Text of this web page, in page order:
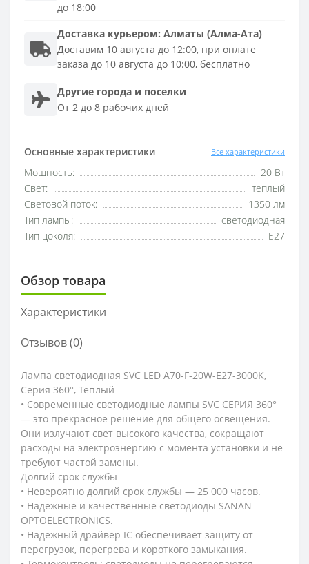
до 18:00
Доставка курьером: Алматы (Алма-Ата)
Доставим 10 августа до 12:00, при оплате
заказа до 10 августа до 10:00, бесплатно
Другие города и поселки
От 2 до 8 рабочих дней
Основные характеристики Все характеристики
Мощность:
20 Вт
Свет:
теплый
Световой поток:
1350 лм
Тип лампы:
светодиодная
Тип цоколя:
E27
Обзор товара
Характеристики
Отзывов (0)
Лампа светодиодная SVC LED A70-F-20W-E27-3000K,
Серия 360°, Тёплый
• Современные светодиодные лампы SVC СЕРИЯ 360°
— это прекрасное решение для общего освещения.
Они излучают свет высокого качества, сокращают
расходы на электроэнергию с момента установки и не
требуют частой замены.
Долгий срок службы
• Невероятно долгий срок службы — 25 000 часов.
• Надежные и качественные светодиоды SANAN
OPTOELECTRONICS.
• Надёжный драйвер IC обеспечивает защиту от
перегрузок, перегрева и короткого замыкания.